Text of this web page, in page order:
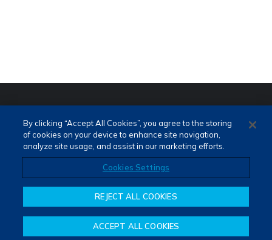
Termos de Uso e Privacidade
Fale Conosco
Canal de Denúncias
By clicking “Accept All Cookies”, you agree to the storing
of cookies on your device to enhance site navigation,
analyze site usage, and assist in our marketing efforts.
Cookies Settings
REJECT ALL COOKIES
ACCEPT ALL COOKIES